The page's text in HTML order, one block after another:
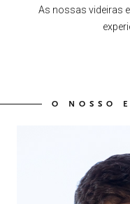
As nossas videiras
O NOSSO